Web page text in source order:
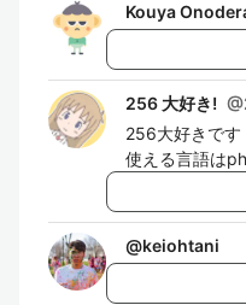
Kouya
256 大好き! @
256大好きです
使える言語は
@keiohtani